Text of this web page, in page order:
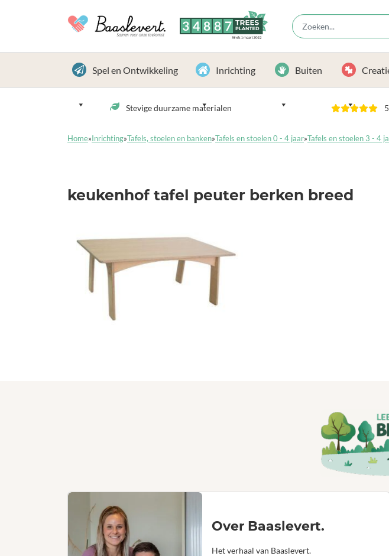
3 4 8 8 7 TREES
PLANTED
Sinds 1 maart 2022
Spel en Ontwikkeling Inrichting Buiten
Stevige duurzame materialen
Home» Inrichting»Tafels, stoelen en banken»Tafels en stoelen 0 - 4 jaar»Tafels en stoelen 3 - 4
keukenhof tafel peuter berken breed
Over Baaslevert.
Het verhaal van Baaslevert.